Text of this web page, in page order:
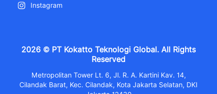
Instagram
2026 © PT Kokatto Teknologi Global. All Rights
Reserved
Metropolitan Tower Lt. 6, Jl. R. A. Kartini Kav. 14,
Cilandak Barat, Kec. Cilandak, Kota Jakarta Selatan, DKI